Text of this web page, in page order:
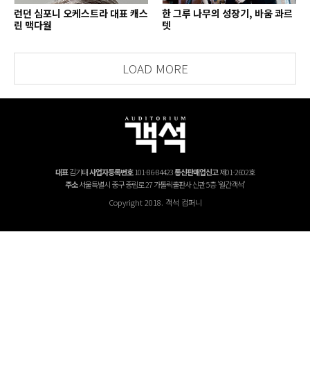
런던 심포니 오케스트라 대표 캐스
린 맥다월
한 그루 나무의 성장기, 바움 콰르
텟
LOAD MORE
대표김기태사업자등록번호101-86-84423통신판매업신고제01-2602호
주소서울특별시 중구 중림로 27 가톨릭출판사 신관 5층 '월간객석'
Copyright 2018. 객석 컴퍼니